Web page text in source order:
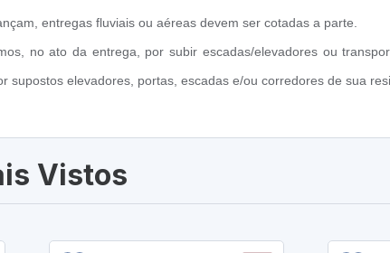
entregas fluviais ou aéreas devem ser cotadas a parte.
no ato da entrega, por subir escadas/elevadores ou
elevadores, portas, escadas e/ou corredores de sua
Vistos